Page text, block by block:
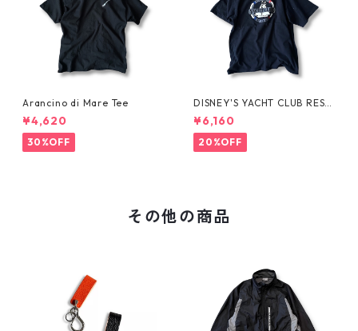
Arancino di Mare Tee
¥4,620
30%OFF
DISNEY'S YACHT CLUB RESO
RT Tee
¥6,160
20%OFF
その他の商品